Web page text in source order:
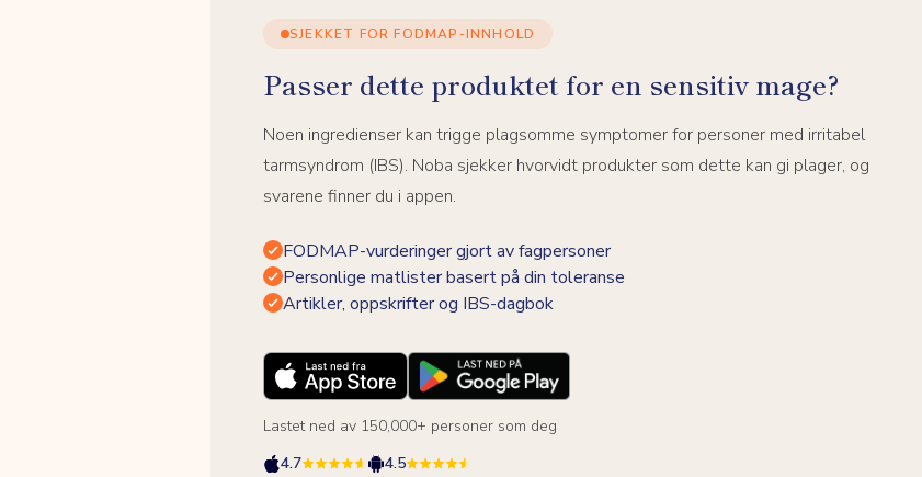
SJEKKET FOR FODMAP-INNHOLD
Passer dette produktet for en sensitiv mage?
Noen ingredienser kan trigge plagsomme symptomer for personer med irritabel
tarmsyndrom (IBS). Noba sjekker hvorvidt produkter som dette kan gi plager, og
svarene finner du i appen.
FODMAP-vurderinger gjort av fagpersoner
Personlige matlister basert på din toleranse
Artikler, oppskrifter og IBS-dagbok
Lastet ned av 150,000+ personer som deg
4.7
4.5